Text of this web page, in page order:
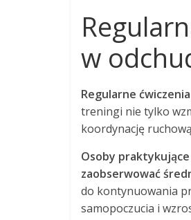
w
Regularne
treningi nie tylko
koordynację
Osoby
zaobserwować
do kontynuowania
samopoczucia i